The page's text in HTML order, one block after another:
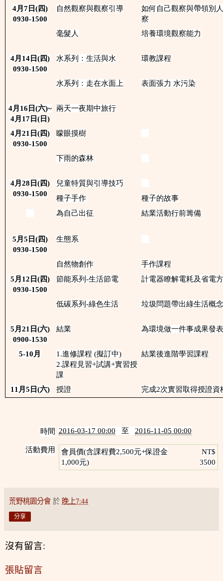
4月 7日(四)
0930-1500
自然觀察與觀察引導
如何自己觀察與帶領別
察
毫髮人
培養環境觀察能力
4月 14日(四)
0930-1500
水系列：生活與水 環教課程
水系列：走在水面上 表面張力 水污染
4月 16 日(六)~
4月 17日(日)
兩天一夜期中旅行
4月 21 日(四)
0930-1500
矇眼摸樹
下雨的森林
4月 28 日(四)
0930-1500
兒童特質與引導技巧
種子手作
種子的故事
為自己出征
結業活動行前籌備
5 月 5 日(四)
0930-1500
生態系
自然物創作
手作課程
5 月 12 日(四)
0930-1500
節能系列-生活節電 計電器瞭解電耗及省電
低碳系列-綠色生活 垃圾問題帶出綠生活概念
5 月 21 日(六)
0900-1530
結業 為環境做一件事成果發表
5-10 月
1.進修課程 (擬訂中)
2.課程見習+試講+實習授
課
結業後進階學習課程
11 月 5 日(六) 授證 完成2次實習取得授證資
時間 2016-03-17 00:00 至 2016-11-05 00:00
活動費用
會員價(含課程費2,500元+保證金
1,000元)
NT$
3500
荒野桃園分會 於 晚上7:44
分享
沒有留言:
張貼留言